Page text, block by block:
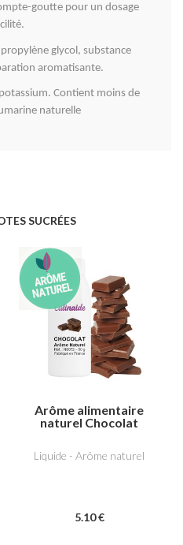
goutte pour un dosage
glycol, substance
aromatisante.
Contient moins de
naturelle
SUCRÉES
Arôme alimentaire
naturel Chocolat
Liquide - Arôme naturel
5.10 €